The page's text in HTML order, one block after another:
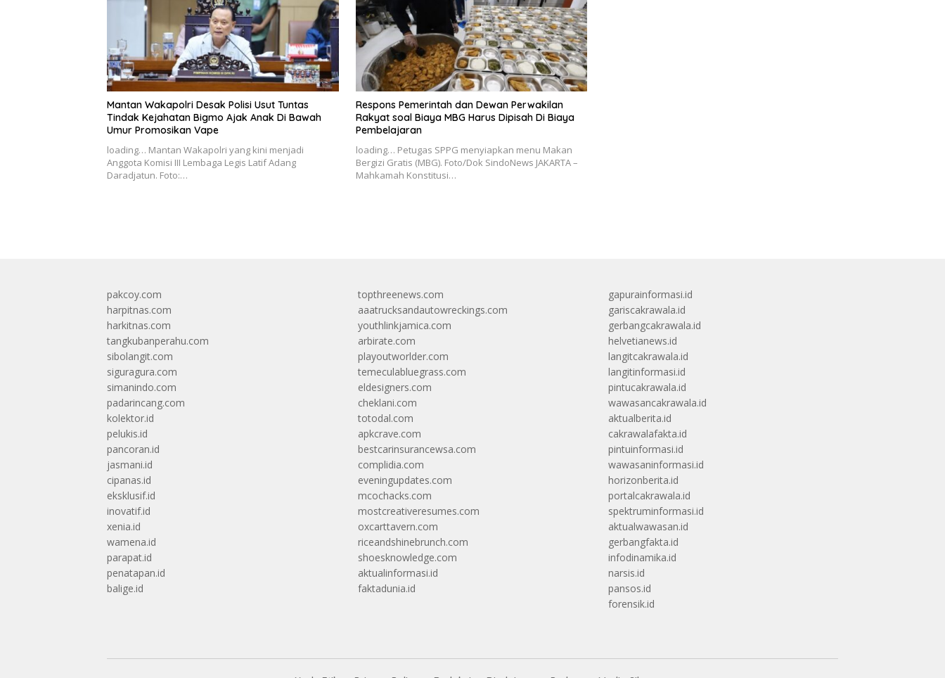
Mantan Wakapolri Desak Polisi Usut Tuntas
Tindak Kejahatan Bigmo Ajak Anak Di Bawah
Umur Promosikan Vape
loading… Mantan Wakapolri yang kini menjadi
Anggota Komisi III Lembaga Legis Latif Adang
Daradjatun. Foto:…
Respons Pemerintah dan Dewan Perwakilan
Rakyat soal Biaya MBG Harus Dipisah Di Biaya
Pembelajaran
loading… Petugas SPPG menyiapkan menu Makan
Bergizi Gratis (MBG). Foto/Dok SindoNews JAKARTA –
Mahkamah Konstitusi…
pakcoy.com
harpitnas.com
harkitnas.com
tangkubanperahu.com
sibolangit.com
siguragura.com
simanindo.com
padarincang.com
kolektor.id
pelukis.id
pancoran.id
jasmani.id
cipanas.id
eksklusif.id
inovatif.id
xenia.id
wamena.id
parapat.id
penatapan.id
balige.id
topthreenews.com
aaatrucksandautowreckings.com
youthlinkjamica.com
arbirate.com
playoutworlder.com
temeculabluegrass.com
eldesigners.com
cheklani.com
totodal.com
apkcrave.com
bestcarinsurancewsa.com
complidia.com
eveningupdates.com
mcochacks.com
mostcreativeresumes.com
oxcarttavern.com
riceandshinebrunch.com
shoesknowledge.com
aktualinformasi.id
faktadunia.id
gapurainformasi.id
gariscakrawala.id
gerbangcakrawala.id
helvetianews.id
langitcakrawala.id
langitinformasi.id
pintucakrawala.id
wawasancakrawala.id
aktualberita.id
cakrawalafakta.id
pintuinformasi.id
wawasaninformasi.id
horizonberita.id
portalcakrawala.id
spektruminformasi.id
aktualwawasan.id
gerbangfakta.id
infodinamika.id
narsis.id
pansos.id
forensik.id